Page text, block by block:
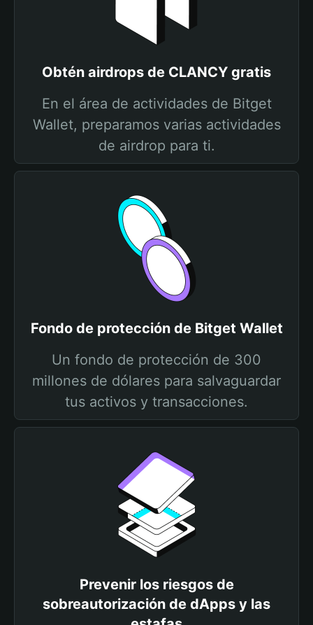
Obtén airdrops de CLANCY gratis
En el área de actividades de Bitget
Wallet, preparamos varias actividades
de airdrop para ti.
Fondo de protección de Bitget Wallet
Un fondo de protección de 300
millones de dólares para salvaguardar
tus activos y transacciones.
Prevenir los riesgos de
sobreautorización de dApps y las